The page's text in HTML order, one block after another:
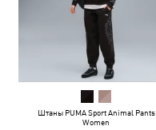
Штаны PUMA Sport Animal Pants
Women